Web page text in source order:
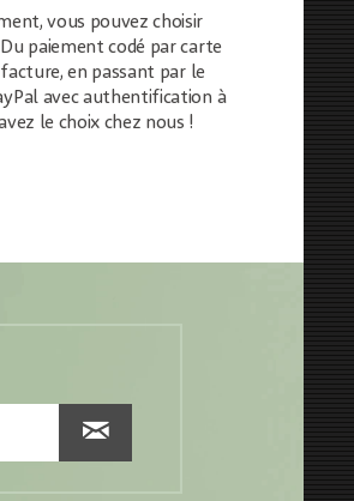
vous pouvez choisir
paiement codé par carte
en passant par le
avec authentification à
le choix chez nous !